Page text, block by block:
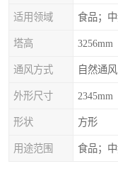
适用领域
塔高 3256mm
通风方式 自然通风
外形尺寸 2345mm
形状 方形
用途范围